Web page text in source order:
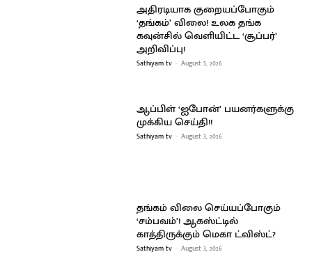
அதிரடியாக குறையப்போகும்
‘தங்கம்’ விலை! உலக தங்க
கவுன்சில் வெளியிட்ட ‘சூப்பர்’
அறிவிப்பு!
Sathiyam tv - August 5, 2026
ஆப்பிள் ‘ஐபோன்’ பயனர்களுக்கு
முக்கிய செய்தி!!
Sathiyam tv - August 3, 2026
தங்கம் விலை செய்யப்போகும்
‘சம்பவம்’! ஆகஸ்ட்டில்
காத்திருக்கும் மெகா ட்விஸ்ட்?
Sathiyam tv - August 3, 2026